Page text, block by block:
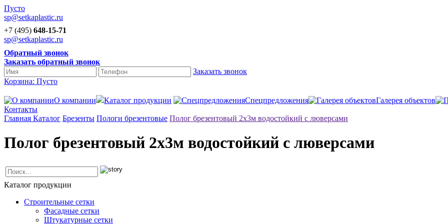
Пусто
sp@setkaplastic.ru
+7 (495) 648-15-71
sp@setkaplastic.ru
Обратный звонок
Заказать обратный звонок
Заказать звонок
Корзина: Пусто
О компании Каталог продукции Спецпредложения Галерея объектов
Контакты
Главная Каталог Брезенты Пологи брезентовые Полог брезентовый 2х3м водостойкий с люверсами
Полог брезентовый 2х3м водостойкий с люверсами
Каталог продукции
Строительные сетки
Фасадные сетки
Штукатурные сетки